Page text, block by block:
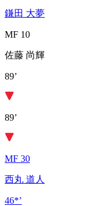
鎌田 大夢
MF 10
佐藤 尚輝
89’
89’
MF 30
西丸 道人
46*’